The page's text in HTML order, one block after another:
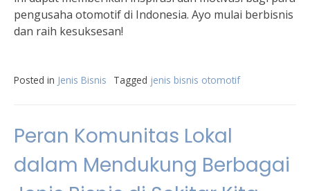
pengusaha otomotif di Indonesia. Ayo mulai berbisnis
dan raih kesuksesan!
Posted in Jenis Bisnis Tagged jenis bisnis otomotif
Peran Komunitas Lokal
dalam Mendukung Berbagai